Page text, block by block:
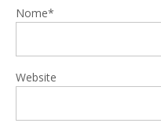
Nome*
Website